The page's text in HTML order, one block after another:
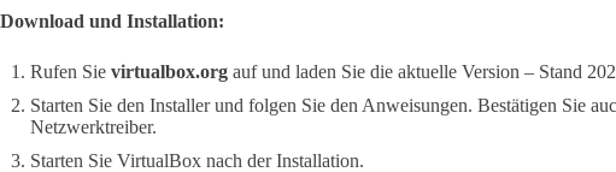
Download und Installation:
Rufen Sie virtualbox.org auf und laden Sie die aktuelle Version – Stand
Starten Sie den Installer und folgen Sie den Anweisungen. Bestätigen Sie
Netzwerktreiber.
Starten Sie VirtualBox nach der Installation.